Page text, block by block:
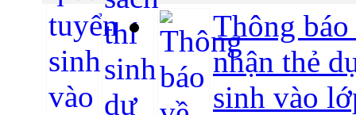
Thông
nhận thẻ
sinh vào